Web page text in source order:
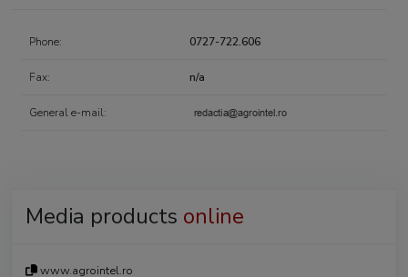
Phone: 0727-722.606
Fax: n/a
General e-mail:
Media products online
www.agrointel.ro